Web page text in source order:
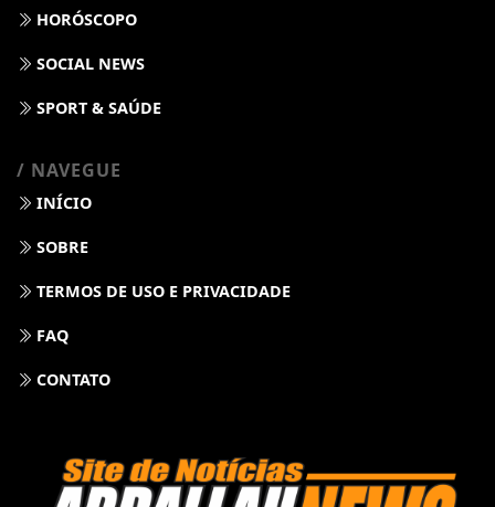
HORÓSCOPO
SOCIAL NEWS
SPORT & SAÚDE
/ NAVEGUE
INÍCIO
SOBRE
TERMOS DE USO E PRIVACIDADE
FAQ
CONTATO